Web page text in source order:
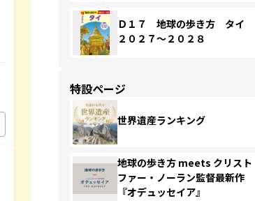
Ｄ１７ 地球の歩き方 タイ
２０２７～２０２８
特設ページ
世界遺産ランキング
地球の歩き方 meets クリスト
ファー・ノーラン監督最新作
『オデュッセイア』